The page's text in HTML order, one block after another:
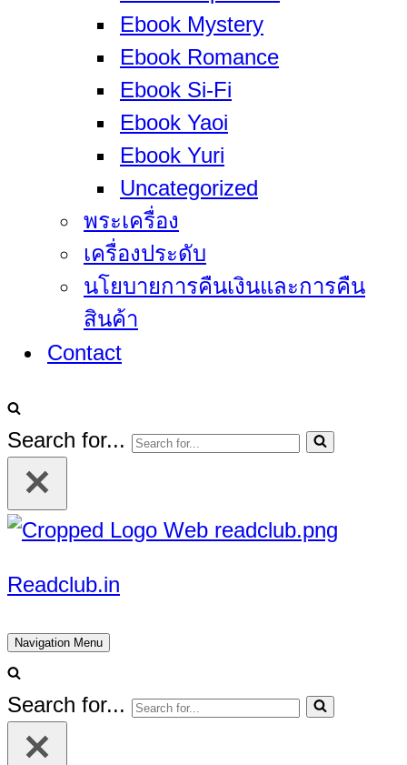
Ebook Mystery
Ebook Romance
Ebook Si-Fi
Ebook Yaoi
Ebook Yuri
Uncategorized
พระเครื่อง
เครื่องประดับ
นโยบายการคืนเงินและการคืน
สินค้า
Contact
Search for...
Readclub.in
Navigation Menu
Search for...